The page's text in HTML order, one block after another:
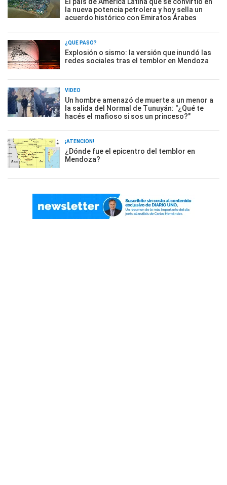
la nueva potencia petrolera y hoy sella un
acuerdo histórico con Emiratos Árabes
¿QUÉ PASÓ?
Explosión o sismo: la versión que inundó las
redes sociales tras el temblor en Mendoza
VIDEO
Un hombre amenazó de muerte a un menor a
la salida del Normal de Tunuyán: "¿Qué te
hacés el mafioso si sos un princeso?"
¡ATENCIÓN!
¿Dónde fue el epicentro del temblor en
Mendoza?